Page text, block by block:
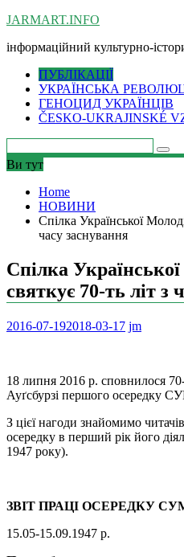
Skip
content
JARMART.INFO
інформаційний культурно-
ПУБЛІКАЦІЇ
УКРАЇНСЬКА
ГЕНОЦИД УКРАЇНЦІВ
ČESKO-UKRAJINSKÉ
Ви тут
Home
НОВИНИ
Спілка Української
часу заснування
Спілка
святкує 70-ть літ з
2016-07-192018-03-17 jm
18 липня 2016 p. сповнилося
Ауґсбурзі першого осередку
З цієї нагоди знайомимо
осередку в перший рік його
1947 року).
ЗВІТ ПРАЦІ ОСЕРЕДКУ
15.05-15.09.1947 р.